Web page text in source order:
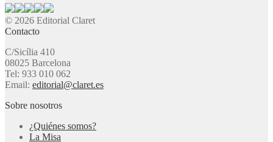
© 2026 Editorial Claret
Contacto
C/Sicília 410
08025 Barcelona
Tel: 933 010 062
Email: editorial@claret.es
Sobre nosotros
¿Quiénes somos?
La Misa